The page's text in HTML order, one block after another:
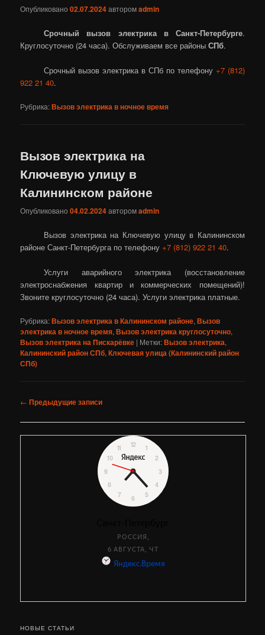
Опубликовано02.07.2024авторомadmin
Срочный вызов электрика в Санкт-Петербурге.
Круглосуточно (24 часа). Обслуживаем все районыСПб.
Срочный вызов электрика в СПб по телефону +7 (812)
922 21 40.
Рубрика:Вызов электрика в ночное время
Вызов электрика на
Ключевую улицу в
Калининском районе
Опубликовано04.02.2024авторомadmin
Вызов электрика на Ключевую улицу в Калининском
районе Санкт-Петербурга по телефону +7 (812) 922 21 40.
Услуги аварийного электрика (восстановление
электроснабжения квартир и коммерческих помещений)!
Звоните круглосуточно (24 часа). Услуги электрика платные.
Рубрика:Вызов электрика в Калининском районе,Вызов
электрика в ночное время,Вызов электрика круглосуточно,
Вызов электрика на Пискарёвке | Метки:Вызов электрика,
Калининский район СПб,Ключевая улица (Калининский район
СПб)
Навигация
записям
← Предыдущие записи
НОВЫЕ СТАТЬИ